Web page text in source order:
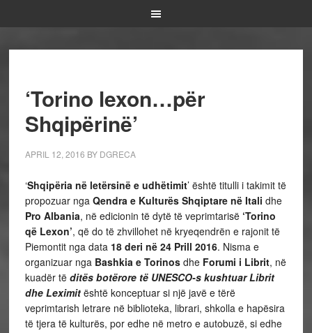
‘Torino lexon…për
Shqipërinë’
APRIL 12, 2016 BY DGRECA
‘Shqipëria në letërsinë e udhëtimit’ është titulli i takimit të
propozuar nga Qendra e Kulturës Shqiptare në Itali dhe
Pro Albania, në edicionin të dytë të veprimtarisë ‘Torino
që Lexon’, që do të zhvillohet në kryeqendrën e rajonit të
Piemontit nga data 18 deri në 24 Prill 2016. Nisma e
organizuar nga Bashkia e Torinosdhe Forumi i Librit, në
kuadër të ditës botërore të UNESCO-s kushtuar Librit
dhe Leximitështë konceptuar si një javë e tërë
veprimtarish letrare në biblioteka, librari, shkolla e hapësira
të tjera të kulturës, por edhe në metro e autobuzë, si edhe